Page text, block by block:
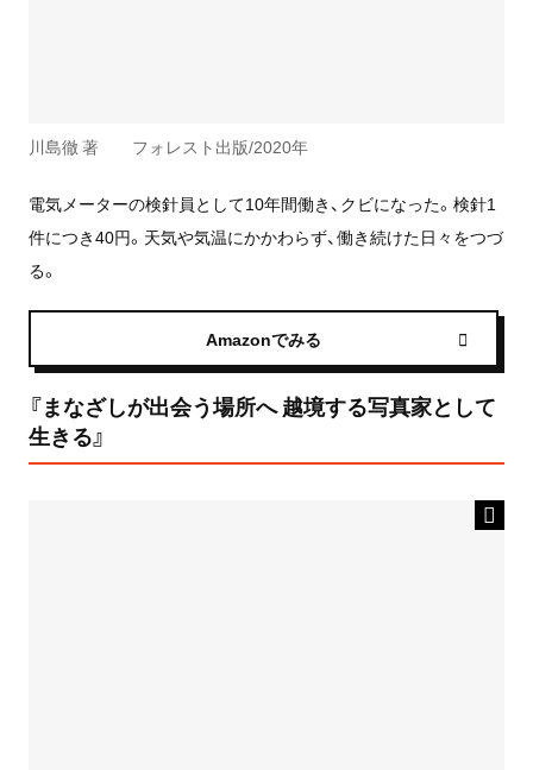
川島徹 著 フォレスト出版/2020年
電気メーターの検針員として10年間働き、クビになった。検針1
件につき40円。天気や気温にかかわらず、働き続けた日々をつづ
る。
Amazonでみる
『まなざしが出会う場所へ 越境する写真家として
生きる』